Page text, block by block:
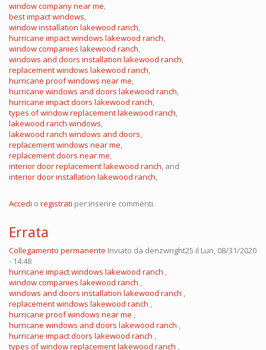
window company near me,
best impact windows,
window installation lakewood ranch,
hurricane impact windows lakewood ranch,
window companies lakewood ranch,
windows and doors installation lakewood ranch,
replacement windows lakewood ranch,
hurricane proof windows near me,
hurricane windows and doors lakewood ranch,
hurricane impact doors lakewood ranch,
types of window replacement lakewood ranch,
lakewood ranch windows,
lakewood ranch windows and doors,
replacement windows near me,
replacement doors near me,
interior door replacement lakewood ranch, and
interior door installation lakewood ranch,
Accedi o registrati per inserire commenti.
Errata
Collegamento permanente Inviato da denzwright25 il Lun, 08/31/2020
- 14:48
hurricane impact windows lakewood ranch ,
window companies lakewood ranch ,
windows and doors installation lakewood ranch ,
replacement windows lakewood ranch ,
hurricane proof windows near me ,
hurricane windows and doors lakewood ranch ,
hurricane impact doors lakewood ranch ,
types of window replacement lakewood ranch ,